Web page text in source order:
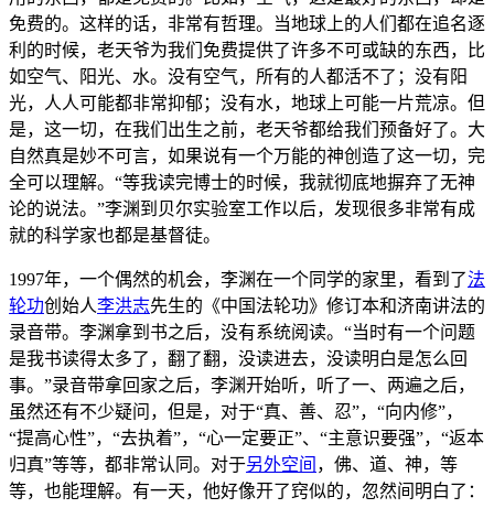
免费的。这样的话，非常有哲理。当地球上的人们都在追名逐
利的时候，老天爷为我们免费提供了许多不可或缺的东西，比
如空气、阳光、水。没有空气，所有的人都活不了；没有阳
光，人人可能都非常抑郁；没有水，地球上可能一片荒凉。但
是，这一切，在我们出生之前，老天爷都给我们预备好了。大
自然真是妙不可言，如果说有一个万能的神创造了这一切，完
全可以理解。“等我读完博士的时候，我就彻底地摒弃了无神
论的说法。”李渊到贝尔实验室工作以后，发现很多非常有成
就的科学家也都是基督徒。
1997年，一个偶然的机会，李渊在一个同学的家里，看到了法
轮功创始人李洪志先生的《中国法轮功》修订本和济南讲法的
录音带。李渊拿到书之后，没有系统阅读。“当时有一个问题
是我书读得太多了，翻了翻，没读进去，没读明白是怎么回
事。”录音带拿回家之后，李渊开始听，听了一、两遍之后，
虽然还有不少疑问，但是，对于“真、善、忍”，“向内修”，
“提高心性”，“去执着”，“心一定要正”、“主意识要强”，“返本
归真”等等，都非常认同。对于另外空间 ，佛、道、神，等
等，也能理解。有一天，他好像开了窍似的，忽然间明白了：